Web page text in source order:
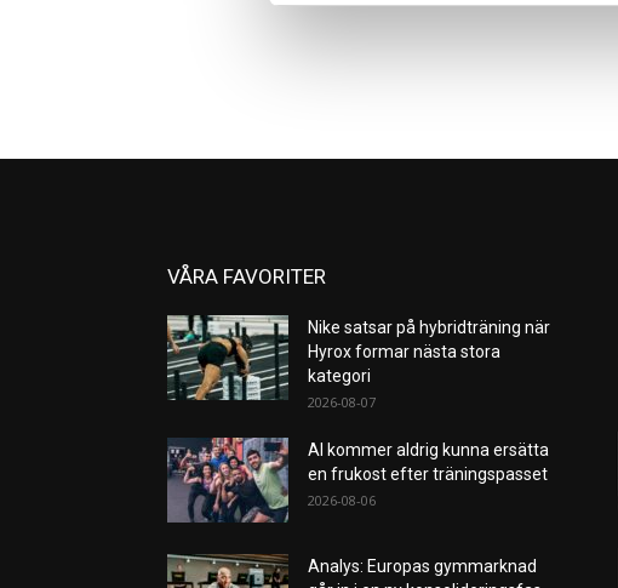
VÅRA FAVORITER
Nike satsar på hybridträning när
Hyrox formar nästa stora
kategori
2026-08-07
AI kommer aldrig kunna ersätta
en frukost efter träningspasset
2026-08-06
Analys: Europas gymmarknad